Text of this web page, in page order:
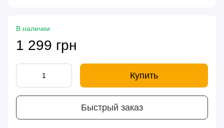
В наличии
1 299 грн
Купить
Быстрый заказ